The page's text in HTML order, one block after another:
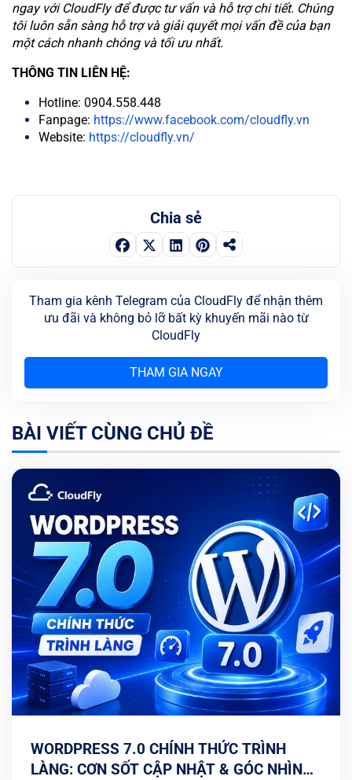
ngay với CloudFly để được tư vấn và hỗ trợ chi tiết. Chúng
tôi luôn sẵn sàng hỗ trợ và giải quyết mọi vấn đề của bạn
một cách nhanh chóng và tối ưu nhất.
THÔNG TIN LIÊN HỆ:
Hotline: 0904.558.448
Fanpage: https://www.facebook.com/cloudfly.vn
Website: https://cloudfly.vn/
Chia sẻ
Tham gia kênh Telegram của CloudFly để nhận thêm
ưu đãi và không bỏ lỡ bất kỳ khuyến mãi nào từ
CloudFly
THAM GIA NGAY
BÀI VIẾT CÙNG CHỦ ĐỀ
WORDPRESS 7.0 CHÍNH THỨC TRÌNH
LÀNG: CƠN SỐT CẬP NHẬT & GÓC NHÌN